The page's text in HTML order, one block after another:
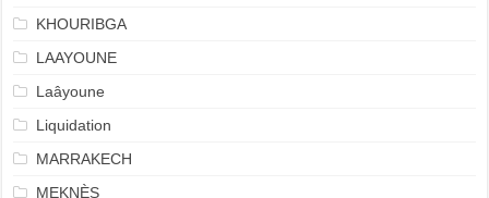
KHOURIBGA
LAAYOUNE
Laâyoune
Liquidation
MARRAKECH
MEKNÈS